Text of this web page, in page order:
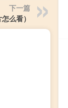
下一篇
么看）